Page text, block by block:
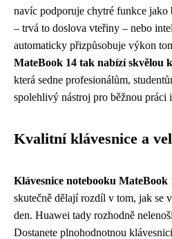
navíc podporuje chytré funkce jako
– trvá to doslova vteřiny – nebo
automaticky přizpůsobuje výkon
MateBook 14 tak nabízí skvělou
která sedne profesionálům,
spolehlivý nástroj pro běžnou práci
Kvalitní klávesnice a
Klávesnice notebooku
skutečně dělají rozdíl v tom, jak se
den. Huawei tady rozhodně
Dostanete plnohodnotnou